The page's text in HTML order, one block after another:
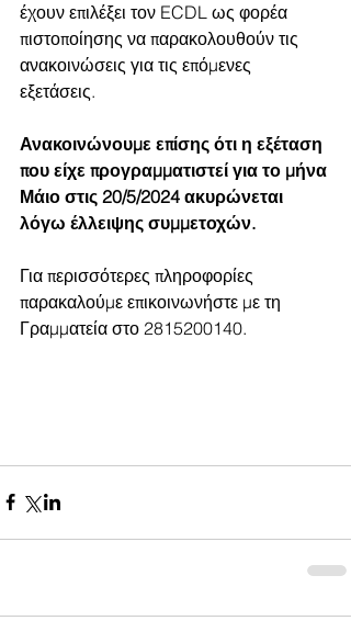
έχουν επιλέξει τον ECDL ως φορέα
πιστοποίησης να παρακολουθούν τις
ανακοινώσεις για τις επόμενες
εξετάσεις.
Ανακοινώνουμε επίσης ότι η εξέταση
που είχε προγραμματιστεί για το μήνα
Μάιο στις 20/5/2024 ακυρώνεται
λόγω έλλειψης συμμετοχών.
Για περισσότερες πληροφορίες
παρακαλούμε επικοινωνήστε με τη
Γραμματεία στο 2815200140.